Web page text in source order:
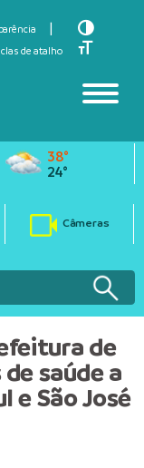
de atalho
Toggle
Toggle
38°
24°
Câmeras
de
saúde a
e São José